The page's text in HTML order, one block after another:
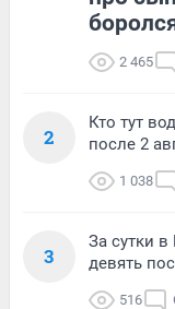
2 465
2
Кто тут
после 2
1 038
3
За сутки
девять
516